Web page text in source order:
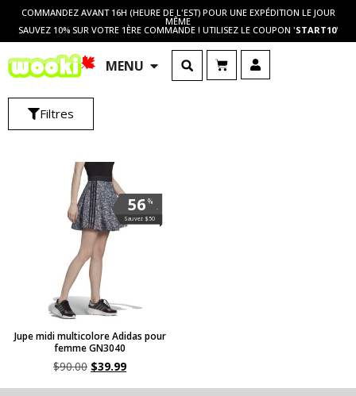
COMMANDEZ AVANT 16H (HEURE DE L'EST) POUR UNE EXPÉDITION LE JOUR
MÊME
SAUVEZ 10% SUR VOTRE 1ÈRE COMMANDE ! UTILISEZ LE COUPON 'START10'
MENU
Filtres
%
.
56
Sauvez $50
Jupe midi multicolore Adidas pour
femme GN3040
$90.00 $39.99